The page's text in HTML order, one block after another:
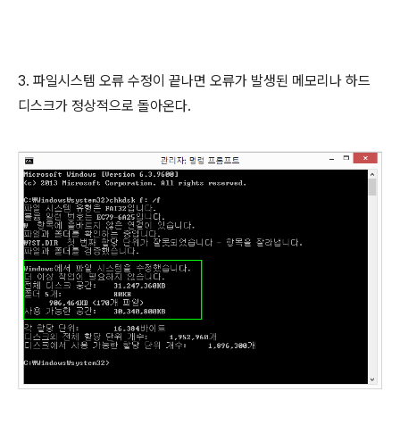
3. 파일시스템 오류 수정이 끝나면 오류가 발생된 메모리나 하드
디스크가 정상적으로 돌아온다.